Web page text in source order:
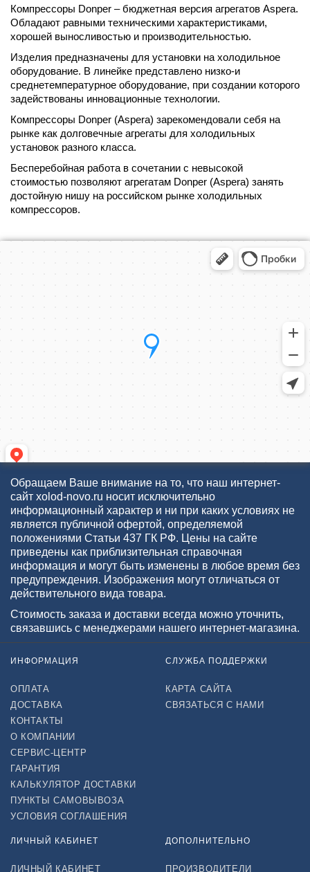
Компрессоры Donper – бюджетная версия агрегатов Aspera.
Обладают равными техническими характеристиками,
хорошей выносливостью и производительностью.
Изделия предназначены для установки на холодильное
оборудование. В линейке представлено низко-и
среднетемпературное оборудование, при создании которого
задействованы инновационные технологии.
Компрессоры Donper (Aspera) зарекомендовали себя на
рынке как долговечные агрегаты для холодильных
установок разного класса.
Бесперебойная работа в сочетании с невысокой
стоимостью позволяют агрегатам Donper (Aspera) занять
достойную нишу на российском рынке холодильных
компрессоров.
Обращаем Ваше внимание на то, что наш интернет-
сайт xolod-novo.ru носит исключительно
информационный характер и ни при каких условиях не
является публичной офертой, определяемой
положениями Статьи 437 ГК РФ. Цены на сайте
приведены как приблизительная справочная
информация и могут быть изменены в любое время без
предупреждения. Изображения могут отличаться от
действительного вида товара.
Стоимость заказа и доставки всегда можно уточнить,
связавшись с менеджерами нашего интернет-магазина.
ИНФОРМАЦИЯ
ОПЛАТА
ДОСТАВКА
КОНТАКТЫ
О КОМПАНИИ
СЕРВИС-ЦЕНТР
ГАРАНТИЯ
КАЛЬКУЛЯТОР ДОСТАВКИ
ПУНКТЫ САМОВЫВОЗА
УСЛОВИЯ СОГЛАШЕНИЯ
СЛУЖБА ПОДДЕРЖКИ
КАРТА САЙТА
СВЯЗАТЬСЯ С НАМИ
ЛИЧНЫЙ КАБИНЕТ
ЛИЧНЫЙ КАБИНЕТ
ДОПОЛНИТЕЛЬНО
ПРОИЗВОДИТЕЛИ